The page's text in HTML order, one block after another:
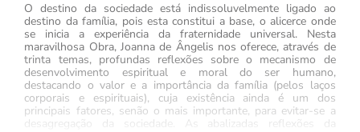
O destino da sociedade está indissoluvelmente ligado ao
destino da família, pois esta constitui a base, o alicerce onde
se inicia a experiência da fraternidade universal. Nesta
maravilhosa Obra, Joanna de Ângelis nos oferece, através de
trinta temas, profundas reflexões sobre o mecanismo de
desenvolvimento espiritual e moral do ser humano,
destacando o valor e a importância da família (pelos laços
corporais e espirituais), cuja existência ainda é um dos
principais fatores, senão o mais importante, para evitar-se a
desagregação da sociedade. As abalizadas reflexões da